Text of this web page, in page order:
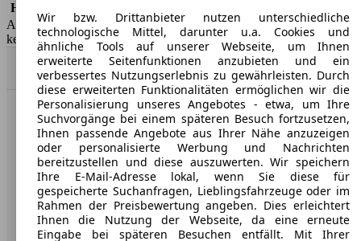
HSN/TSN
AutoScout24 GmbH übernimmt für die Richtigkeit der Angaben
keine Gewähr.
Nach Oben
AutoScout24: Europaweit der größte Online-Automarkt.
Unternehmen
Über AutoScout24
Presse
Wir bzw. Drittanbieter nutzen unterschiedliche
technologische Mittel, darunter u.a. Cookies und
ähnliche Tools auf unserer Webseite, um Ihnen
erweiterte Seitenfunktionen anzubieten und ein
verbessertes Nutzungserlebnis zu gewährleisten. Durch
diese erweiterten Funktionalitäten ermöglichen wir die
Personalisierung unseres Angebotes - etwa, um Ihre
Suchvorgänge bei einem späteren Besuch fortzusetzen,
Ihnen passende Angebote aus Ihrer Nähe anzuzeigen
oder personalisierte Werbung und Nachrichten
bereitzustellen und diese auszuwerten. Wir speichern
Ihre E-Mail-Adresse lokal, wenn Sie diese für
gespeicherte Suchanfragen, Lieblingsfahrzeuge oder im
Rahmen der Preisbewertung angeben. Dies erleichtert
Ihnen die Nutzung der Webseite, da eine erneute
Eingabe bei späteren Besuchen entfällt. Mit Ihrer